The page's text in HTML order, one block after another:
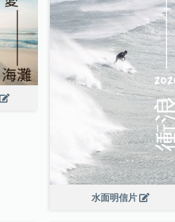
水面明信片